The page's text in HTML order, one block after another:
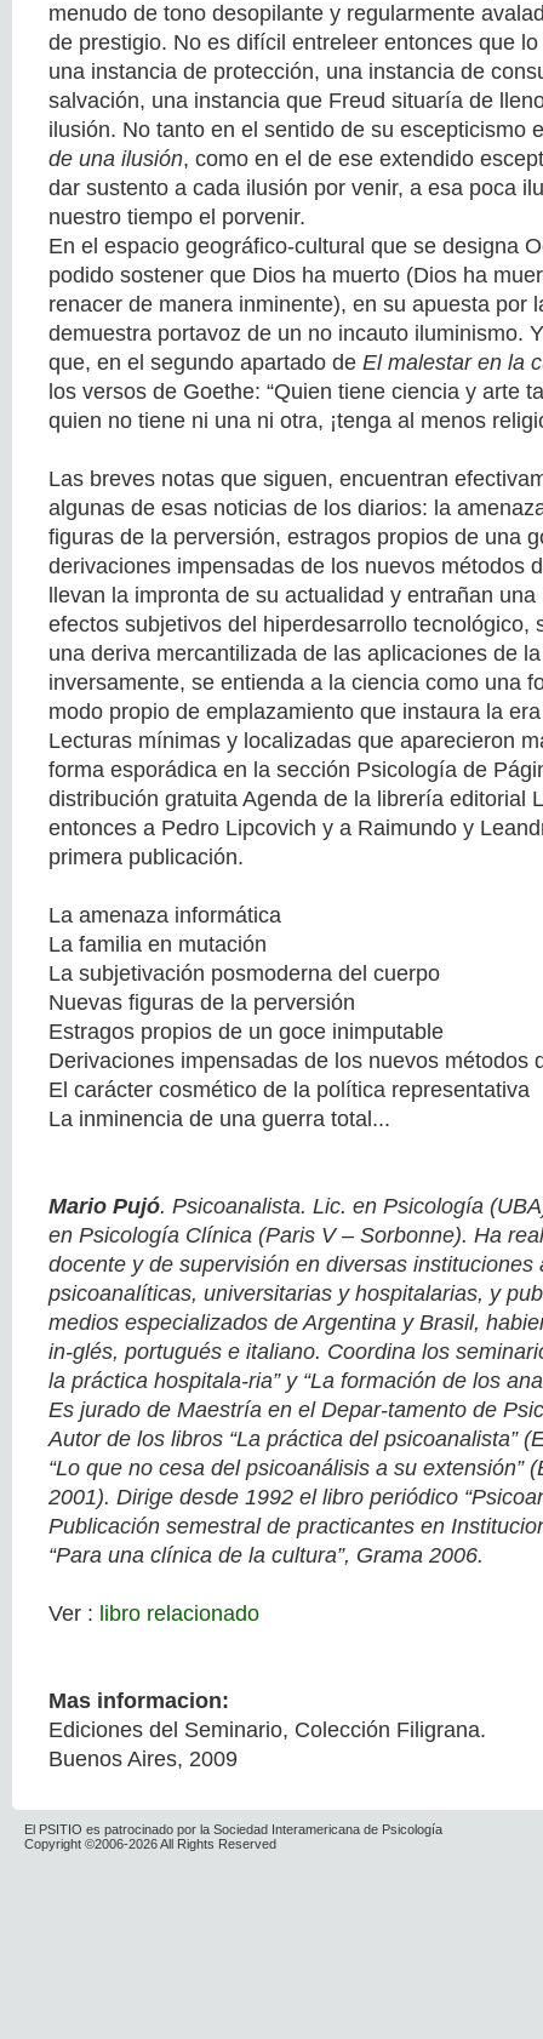
menudo de tono desopilante y regularmente
de prestigio. No es difícil entreleer entonces que
una instancia de protección, una instancia de
salvación, una instancia que Freud situaría de
ilusión. No tanto en el sentido de su escepticismo
de una ilusión, como en el de ese extendido
dar sustento a cada ilusión por venir, a esa poca
nuestro tiempo el porvenir.
En el espacio geográfico-cultural que se designa
podido sostener que Dios ha muerto (Dios ha
renacer de manera inminente), en su apuesta por
demuestra portavoz de un no incauto iluminismo.
que, en el segundo apartado de El malestar en la
los versos de Goethe: “Quien tiene ciencia y arte
quien no tiene ni una ni otra, ¡tenga al menos
Las breves notas que siguen, encuentran
algunas de esas noticias de los diarios: la
figuras de la perversión, estragos propios de una
derivaciones impensadas de los nuevos métodos
llevan la impronta de su actualidad y entrañan
efectos subjetivos del hiperdesarrollo tecnológico,
una deriva mercantilizada de las aplicaciones de
inversamente, se entienda a la ciencia como una
modo propio de emplazamiento que instaura la
Lecturas mínimas y localizadas que aparecieron
forma esporádica en la sección Psicología de
distribución gratuita Agenda de la librería editorial
entonces a Pedro Lipcovich y a Raimundo y
primera publicación.
La amenaza informática
La familia en mutación
La subjetivación posmoderna del cuerpo
Nuevas figuras de la perversión
Estragos propios de un goce inimputable
Derivaciones impensadas de los nuevos métodos
El carácter cosmético de la política representativa
La inminencia de una guerra total...
Mario Pujó. Psicoanalista. Lic. en Psicología
en Psicología Clínica (Paris V – Sorbonne). Ha
docente y de supervisión en diversas instituciones
psicoanalíticas, universitarias y hospitalarias, y
medios especializados de Argentina y Brasil,
in-glés, portugués e italiano. Coordina los
la práctica hospitala-ria” y “La formación de los
Es jurado de Maestría en el Depar-tamento de
Autor de los libros “La práctica del psicoanalista”
“Lo que no cesa del psicoanálisis a su extensión”
2001). Dirige desde 1992 el libro periódico
Publicación semestral de practicantes en
“Para una clínica de la cultura”, Grama 2006.
Ver : libro relacionado
Mas informacion:
Ediciones del Seminario, Colección Filigrana.
Buenos Aires, 2009
El PSITIO es patrocinado por la Sociedad Interamericana de Psicología
Copyright ©2006-2026 All Rights Reserved